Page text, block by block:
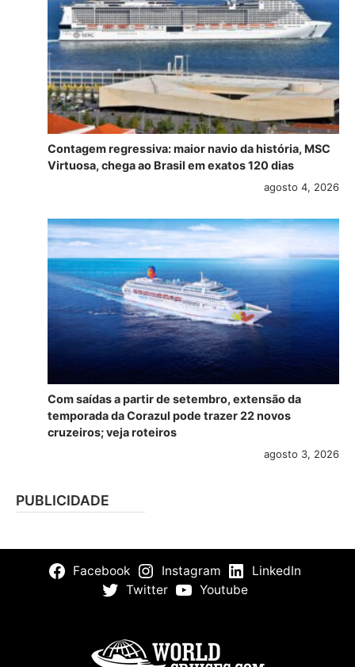
Contagem regressiva: maior navio da história, MSC
Virtuosa, chega ao Brasil em exatos 120 dias
agosto 4, 2026
Com saídas a partir de setembro, extensão da
temporada da Corazul pode trazer 22 novos
cruzeiros; veja roteiros
agosto 3, 2026
PUBLICIDADE
Facebook Instagram
LinkedIn
Twitter
Youtube